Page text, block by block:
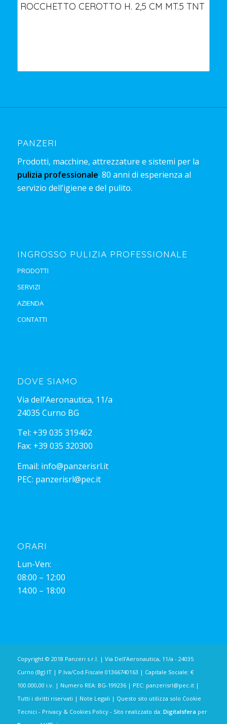
ROCCHETTO CEROTTO H. 2,5 CM MT.5 TNT
PANZERI
Prodotti, macchine, attrezzature e sistemi per la
pulizia professionale. 80 anni di esperienza al
servizio dell’igiene e del pulito.
INGROSSO PULIZIA PROFESSIONALE
PRODOTTI
SERVIZI
AZIENDA
CONTATTI
DOVE SIAMO
Via dell’Aeronautica, 11/a
24035 Curno BG
Tel: +39 035 319462
Fax: +39 035 320300
Email: info@panzerisrl.it
PEC: panzerisrl@pec.it
ORARI
Lun-Ven:
08:00 – 12:00
14:00 – 18:00
Copyright © 2018 Panzeri s.r.l. | Via Dell’Aeronautica, 11/a - 24035
Curno (Bg) IT | P.Iva/Cod.Fiscale 01366740163 | Capitale Sociale: €
100.000,00 i.v. | Numero REA: BG-199236 | PEC: panzerisrl@pec.it|
Tutti i diritti riservati | Note Legali | Questo sito utilizza solo Cookie
Tecnici - Privacy & Cookies Policy- Sito realizzato da: Digitalsfera per